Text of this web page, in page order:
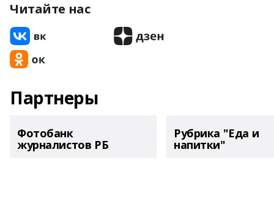
Читайте нас
Партнеры
Фотобанк
журналистов РБ
Рубрика "Еда и
напитки"